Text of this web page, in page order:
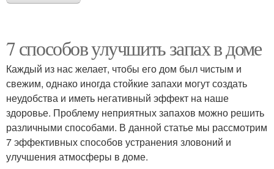
7 способов улучшить запах в доме
Каждый из нас желает, чтобы его дом был чистым и
свежим, однако иногда стойкие запахи могут создать
неудобства и иметь негативный эффект на наше
здоровье. Проблему неприятных запахов можно решить
различными способами. В данной статье мы рассмотрим
7 эффективных способов устранения зловоний и
улучшения атмосферы в доме.